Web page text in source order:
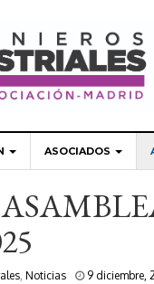
ASOCIADOS
, Noticias 9 diciembre,